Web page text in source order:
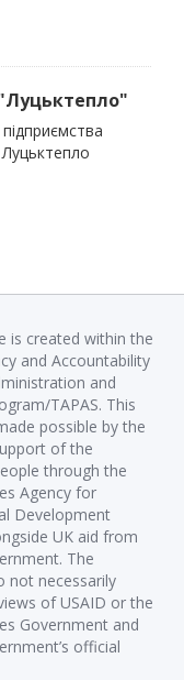
is created within the
and Accountability
and
TAPAS. This
possible by the
of the
through the
Agency for
Development
UK aid from
The
not necessarily
of USAID or the
Government and
official